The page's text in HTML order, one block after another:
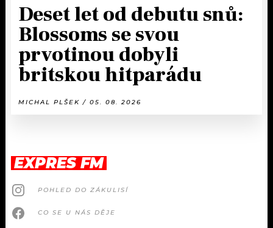
Deset let od debutu snů:
Blossoms se svou
prvotinou dobyli
britskou hitparádu
MICHAL PLŠEK / 05. 08. 2026
EXPRES FM
POHLED DO ZÁKULISÍ
CO SE U NÁS DĚJE